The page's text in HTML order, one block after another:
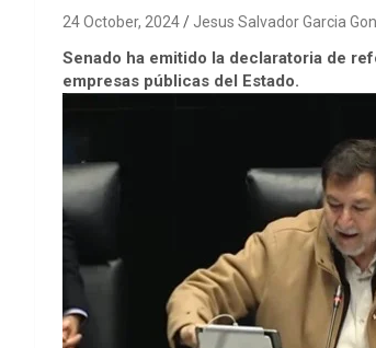
24 October, 2024 Jesus Salvador Garcia
Senado ha emitido la declaratoria de
empresas públicas del Estado.